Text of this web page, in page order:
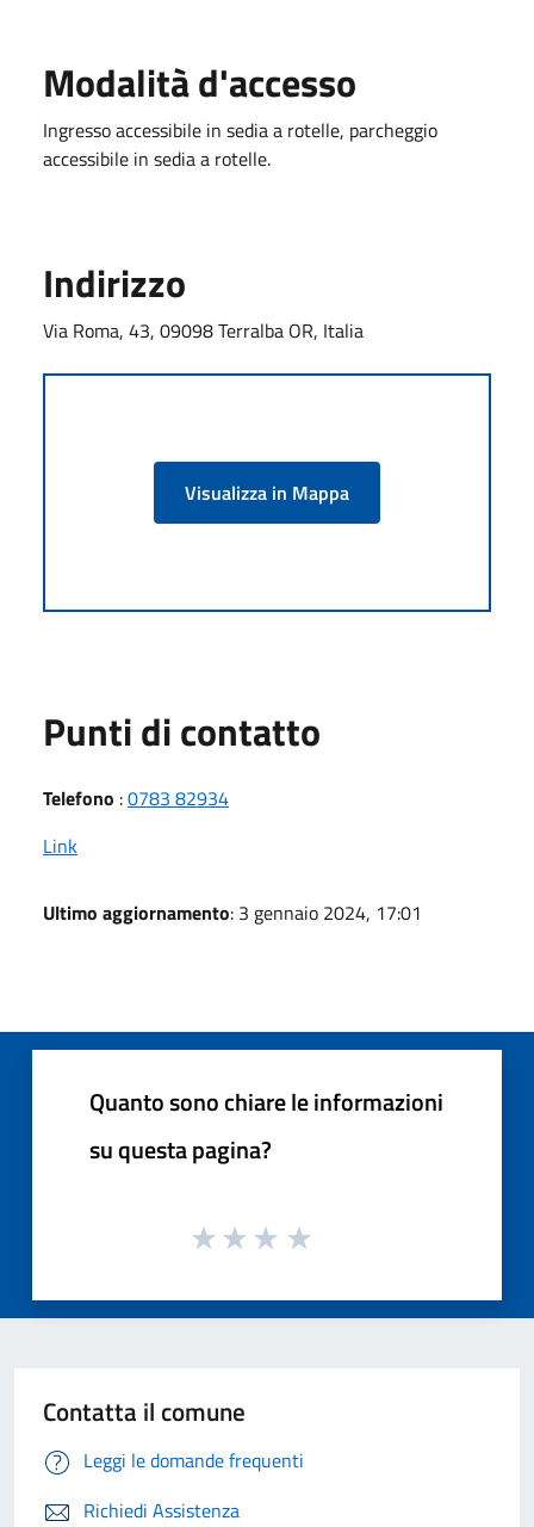
Modalità d'accesso
Ingresso accessibile in sedia a rotelle, parcheggio
accessibile in sedia a rotelle.
Indirizzo
Via Roma, 43, 09098 Terralba OR, Italia
Visualizza in Mappa
Punti di contatto
Telefono :0783 82934
Link
Ultimo aggiornamento: 3 gennaio 2024, 17:01
Quanto sono chiare le informazioni
su questa pagina?
Contatta il comune
Leggi le domande frequenti
Richiedi Assistenza